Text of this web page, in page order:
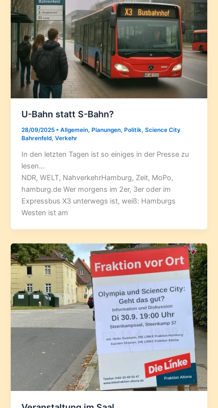
U-Bahn statt S-Bahn?
28/09/2025 •Allgemein, Planungen, Politik,Science City
Bahrenfeld,Verkehr
In den letzten Tagen ist so einiges in der Presse zu
lesen…
NDR, WELT, NahverkehrHamburg, Zeit, MoPo,
hamburg.de Wer morgens im 2er, 3er oder im
Expressbus X3 unterwegs ist, weiß: Hamburgs
Westen ist am